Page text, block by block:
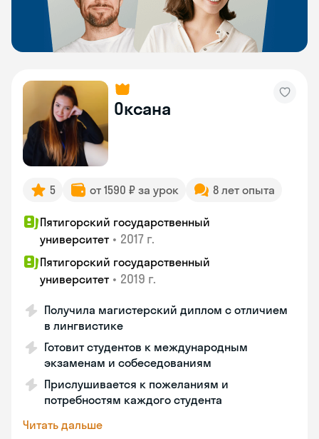
Оксана
5 от 1590 ₽ за урок 8 лет опыта
Пятигорский государственный
университет • 2017 г.
Пятигорский государственный
университет • 2019 г.
Получила магистерский диплом с отличием
в лингвистике
Готовит студентов к международным
экзаменам и собеседованиям
Прислушивается к пожеланиям и
потребностям каждого студента
Читать дальше